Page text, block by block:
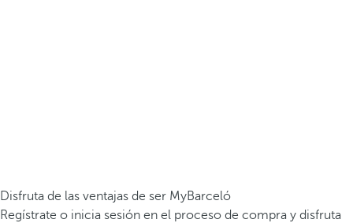
Disfruta de las ventajas de ser MyBarceló
Regístrate o inicia sesión en el proceso de compra y disfruta